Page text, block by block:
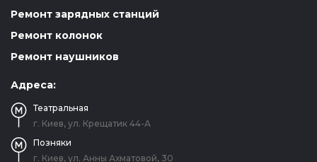
Ремонт зарядных станций
Ремонт колонок
Ремонт наушников
Адреса:
Театральная
г. Киев, ул. Крещатик 44-А
Позняки
г. Киев, ул. Анны Ахматовой, 30